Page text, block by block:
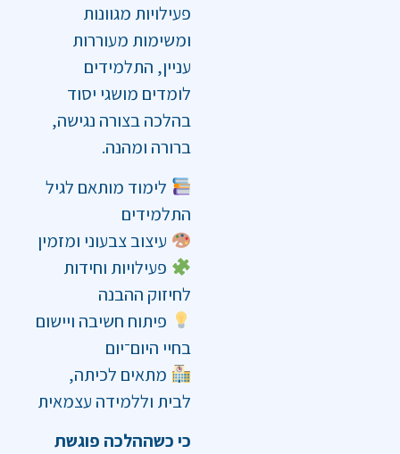
פעילויות מגוונות
ומשימות מעוררות
עניין, התלמידים
לומדים מושגי יסוד
בהלכה בצורה נגישה,
ברורה ומהנה.
לימוד מותאם לגיל
התלמידים
עיצוב צבעוני ומזמין
פעילויות וחידות
לחיזוק ההבנה
פיתוח חשיבה ויישום
בחיי היום־יום
מתאים לכיתה,
לבית וללמידה עצמאית
כי כשההלכה פוגשת